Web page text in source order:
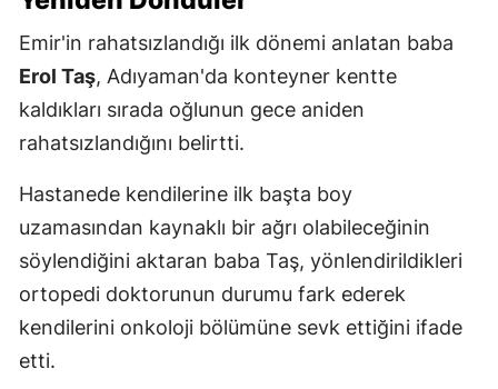
Emir'in rahatsızlandığı ilk dönemi anlatan baba
Erol Taş, Adıyaman'da konteyner kentte
kaldıkları sırada oğlunun gece aniden
rahatsızlandığını belirtti.
Hastanede kendilerine ilk başta boy
uzamasından kaynaklı bir ağrı olabileceğinin
söylendiğini aktaran baba Taş, yönlendirildikleri
ortopedi doktorunun durumu fark ederek
kendilerini onkoloji bölümüne sevk ettiğini ifade
etti.